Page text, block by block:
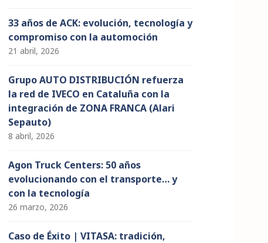
33 años de ACK: evolución, tecnología y
compromiso con la automoción
21 abril, 2026
Grupo AUTO DISTRIBUCIÓN refuerza
la red de IVECO en Cataluña con la
integración de ZONA FRANCA (Alari
Sepauto)
8 abril, 2026
Agon Truck Centers: 50 años
evolucionando con el transporte… y
con la tecnología
26 marzo, 2026
Caso de Éxito | VITASA: tradición,